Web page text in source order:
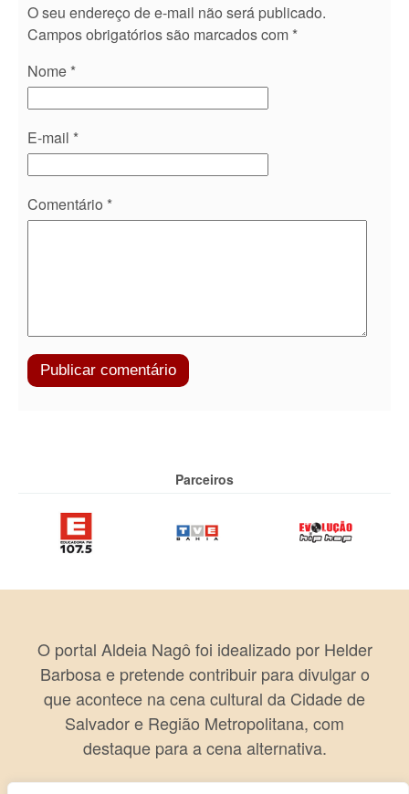
O seu endereço de e-mail não será publicado.
Campos obrigatórios são marcados com *
Nome *
E-mail *
Comentário *
Parceiros
O portal Aldeia Nagô foi idealizado por Helder
Barbosa e pretende contribuir para divulgar o
que acontece na cena cultural da Cidade de
Salvador e Região Metropolitana, com
destaque para a cena alternativa.